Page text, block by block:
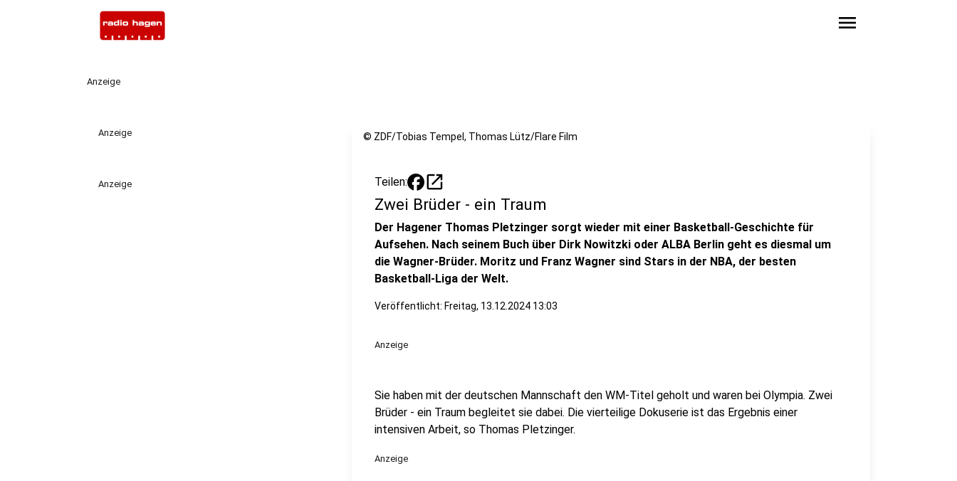
menu
Anzeige
Anzeige
Anzeige
© ZDF/Tobias Tempel, Thomas Lütz/Flare Film
Teilen: open_in_new
Zwei Brüder - ein Traum
Der Hagener Thomas Pletzinger sorgt wieder mit einer Basketball-Geschichte für
Aufsehen. Nach seinem Buch über Dirk Nowitzki oder ALBA Berlin geht es diesmal um
die Wagner-Brüder. Moritz und Franz Wagner sind Stars in der NBA, der besten
Basketball-Liga der Welt.
Veröffentlicht: Freitag, 13.12.2024 13:03
Anzeige
Sie haben mit der deutschen Mannschaft den WM-Titel geholt und waren bei Olympia. Zwei
Brüder - ein Traum begleitet sie dabei. Die vierteilige Dokuserie ist das Ergebnis einer
intensiven Arbeit, so Thomas Pletzinger.
Anzeige